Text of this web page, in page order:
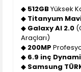
◆ 512GBYüksek
◆ Titanyum
◆ Galaxy AI 2.0
Araçları)
◆ 200MP
◆ 6.9 inç
◆ Samsung